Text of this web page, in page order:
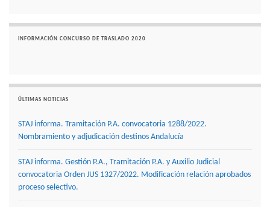
INFORMACIÓN CONCURSO DE TRASLADO 2020
ÚLTIMAS NOTICIAS
STAJ informa. Tramitación P.A. convocatoria 1288/2022.
Nombramiento y adjudicación destinos Andalucía
STAJ informa. Gestión P.A., Tramitación P.A. y Auxilio Judicial
convocatoria Orden JUS 1327/2022. Modificación relación aprobados
proceso selectivo.